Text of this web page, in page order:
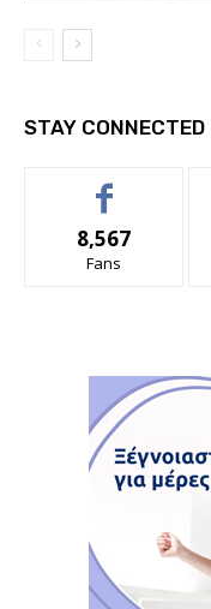
STAY CONNECTED
8,567
Fans